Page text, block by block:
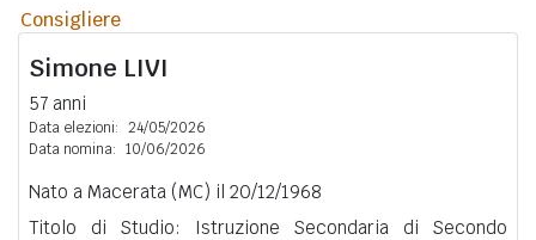
Consigliere
Simone LIVI
57 anni
Data elezioni: 24/05/2026
Data nomina: 10/06/2026
Nato a Macerata (MC) il 20/12/1968
Titolo di Studio: Istruzione Secondaria di Secondo